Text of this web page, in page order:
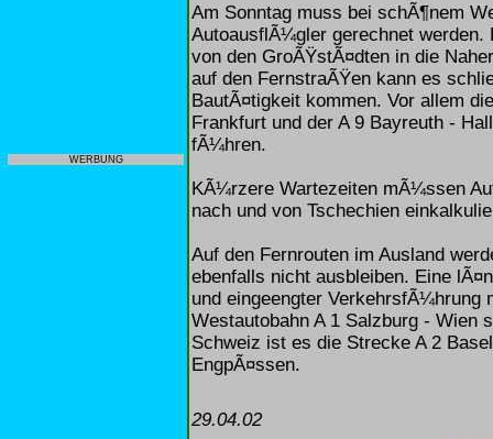
WERBUNG
Am Sonntag muss bei schÃ¶nem
AutoausflÃ¼gler gerechnet werden.
von den GroÃŸstÃ¤dten in die
auf den FernstraÃŸen kann es
BautÃ¤tigkeit kommen. Vor allem
Frankfurt und der A 9 Bayreuth -
fÃ¼hren.
KÃ¼rzere Wartezeiten mÃ¼ssen
nach und von Tschechien
Auf den Fernrouten im Ausland
ebenfalls nicht ausbleiben. Eine
und eingeengter VerkehrsfÃ¼hrung
Westautobahn A 1 Salzburg - Wien
Schweiz ist es die Strecke A 2
EngpÃ¤ssen.
29.04.02